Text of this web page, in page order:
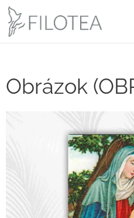
Obrázok